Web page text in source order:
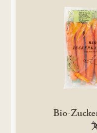
Bio-